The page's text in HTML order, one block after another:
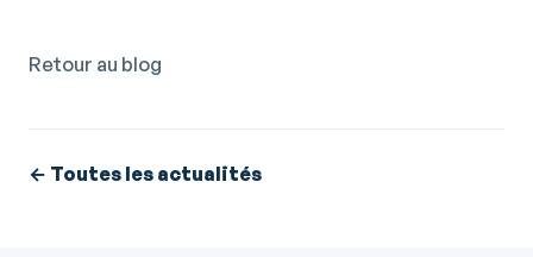
Retour au blog
← Toutes les actualités